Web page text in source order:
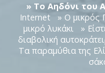
» Το Αηδόνι του
Internet
» Ο μικρός
μικρό λυκάκι
»
διαβολική
Τα παραμύθια της